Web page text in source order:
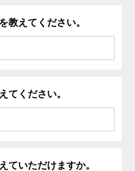
教えてください。
てください。
ていただけますか。